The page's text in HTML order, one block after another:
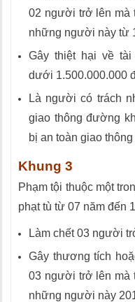
02 người trở lên mà
những người này từ
Gây thiệt hại về tài
dưới 1.500.000.000
Là người có trách
giao thông đường
bị an toàn giao
Khung 3
Phạm tội thuộc một
phạt tù từ 07 năm đến
Làm chết 03 người
Gây thương tích
03 người trở lên mà
những người này